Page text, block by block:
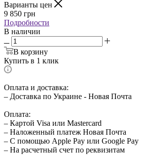
Варианты цен
9 850 грн
Подробности
В наличии
В корзину
Купить в 1 клик
Оплата и доставка:
– Доставка по Украине - Новая Почта
Оплата:
– Картой Visa или Mastercard
– Наложенный платеж Новая Почта
– С помощью Apple Pay или Google Pay
– На расчетный счет по реквизитам